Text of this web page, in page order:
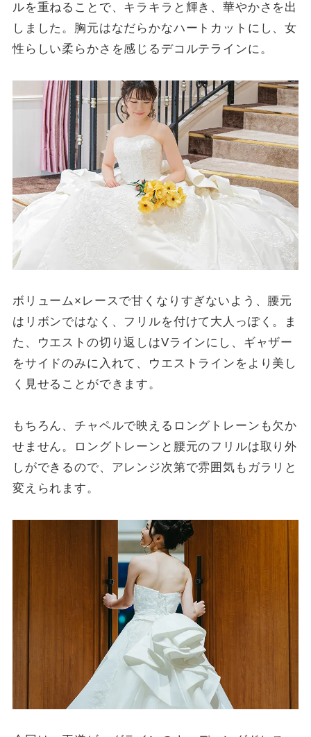
ルを重ねることで、キラキラと輝き、華やかさを出
しました。胸元はなだらかなハートカットにし、女
性らしい柔らかさを感じるデコルテラインに。
ボリューム×レースで甘くなりすぎないよう、腰元
はリボンではなく、フリルを付けて大人っぽく。ま
た、ウエストの切り返しはVラインにし、ギャザー
をサイドのみに入れて、ウエストラインをより美し
く見せることができます。
もちろん、チャペルで映えるロングトレーンも欠か
せません。ロングトレーンと腰元のフリルは取り外
しができるので、アレンジ次第で雰囲気もガラリと
変えられます。